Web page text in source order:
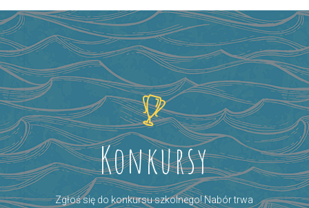
Konkursy
Zgłoś się do konkursu szkolnego! Nabór trwa